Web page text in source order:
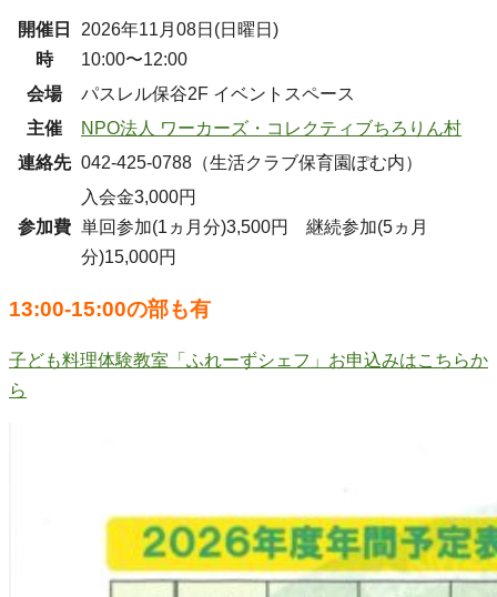
開催日
時
2026年11月08日(日曜日)
10:00〜12:00
会場
パスレル保谷2F イベントスペース
主催
NPO法人 ワーカーズ・コレクティブちろりん村
連絡先 042-425-0788（生活クラブ保育園ぽむ内）
参加費
入会金3,000円
単回参加(1ヵ月分)3,500円 継続参加(5ヵ月
分)15,000円
13:00-15:00の部も有
子ども料理体験教室「ふれーずシェフ」お申込みはこちらか
ら